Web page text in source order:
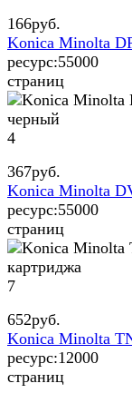
166руб.
Konica Minolta
ресурс:55000
страниц
4
367руб.
Konica Minolta
ресурс:55000
страниц
7
652руб.
Konica Minolta
ресурс:12000
страниц